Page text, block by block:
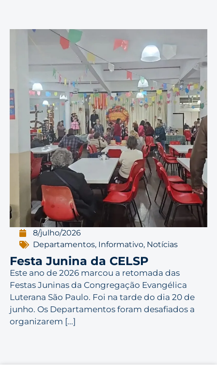
8/julho/2026
Departamentos, Informativo, Notícias
Festa Junina da CELSP
Este ano de 2026 marcou a retomada das
Festas Juninas da Congregação Evangélica
Luterana São Paulo. Foi na tarde do dia 20 de
junho. Os Departamentos foram desafiados a
organizarem [...]